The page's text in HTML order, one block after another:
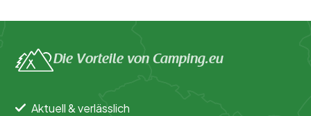
Sport und Freizeit
Die Vorteile von Camping.eu
Aktuell & verlässlich